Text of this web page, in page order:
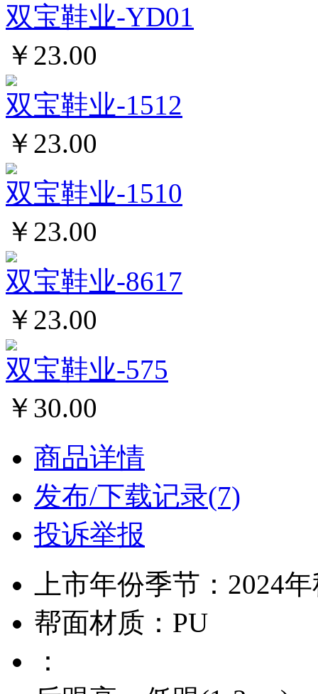
双宝鞋业-YD01
￥23.00
双宝鞋业-1512
￥23.00
双宝鞋业-1510
￥23.00
双宝鞋业-8617
￥23.00
双宝鞋业-575
￥30.00
商品详情
发布/下载记录(7)
投诉举报
上市年份季节：2024
帮面材质：PU
：